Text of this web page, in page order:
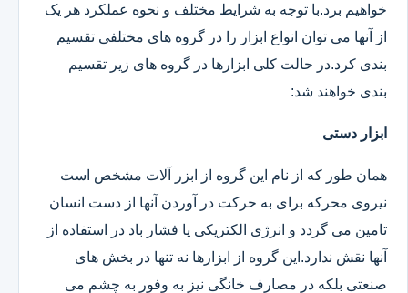
خواهیم برد.با توجه به شرایط مختلف و نحوه عملکرد هر یک
از آنها می توان انواع ابزار را در گروه های مختلفی تقسیم
بندی کرد.در حالت کلی ابزارها در گروه های زیر تقسیم
بندی خواهند شد:
ابزار دستی
همان طور که از نام این گروه از ابزر آلات مشخص است
نیروی محرکه برای به حرکت در آوردن آنها از دست انسان
تامین می گردد و انرژی الکتریکی یا فشار باد در استفاده از
آنها نقش ندارد.این گروه از ابزارها نه تنها در بخش های
صنعتی بلکه در مصارف خانگی نیز به وفور به چشم می